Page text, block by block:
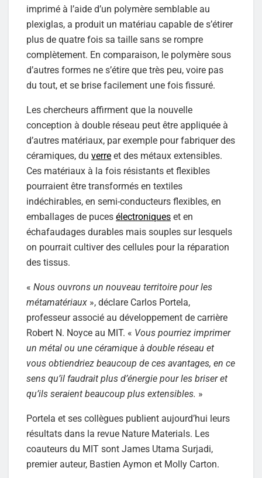
imprimé à l’aide d’un polymère semblable au
plexiglas, a produit un matériau capable de s’étirer
plus de quatre fois sa taille sans se rompre
complètement. En comparaison, le polymère sous
d’autres formes ne s’étire que très peu, voire pas
du tout, et se brise facilement une fois fissuré.
Les chercheurs affirment que la nouvelle
conception à double réseau peut être appliquée à
d’autres matériaux, par exemple pour fabriquer des
céramiques, du verre et des métaux extensibles.
Ces matériaux à la fois résistants et flexibles
pourraient être transformés en textiles
indéchirables, en semi-conducteurs flexibles, en
emballages de puces électroniques et en
échafaudages durables mais souples sur lesquels
on pourrait cultiver des cellules pour la réparation
des tissus.
« Nous ouvrons un nouveau territoire pour les
métamatériaux », déclare Carlos Portela,
professeur associé au développement de carrière
Robert N. Noyce au MIT. « Vous pourriez imprimer
un métal ou une céramique à double réseau et
vous obtiendriez beaucoup de ces avantages, en ce
sens qu’il faudrait plus d’énergie pour les briser et
qu’ils seraient beaucoup plus extensibles. »
Portela et ses collègues publient aujourd’hui leurs
résultats dans la revue Nature Materials. Les
coauteurs du MIT sont James Utama Surjadi,
premier auteur, Bastien Aymon et Molly Carton.